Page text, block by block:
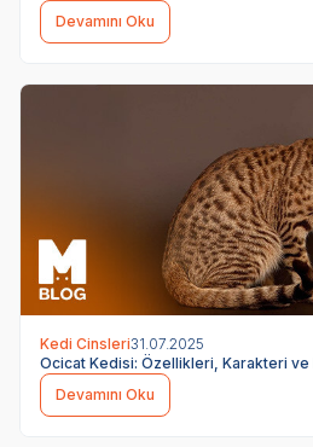
Devamını Oku
Kedi Cinsleri31.07.2025
Ocicat Kedisi: Özellikleri, Karakteri ve
Devamını Oku